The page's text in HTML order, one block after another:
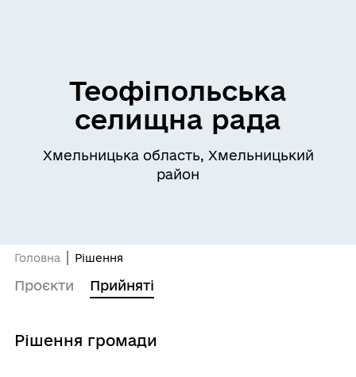
Теофіпольська
селищна рада
Хмельницька область, Хмельницький
район
Головна Рішення
Проєкти Прийняті
Рішення громади